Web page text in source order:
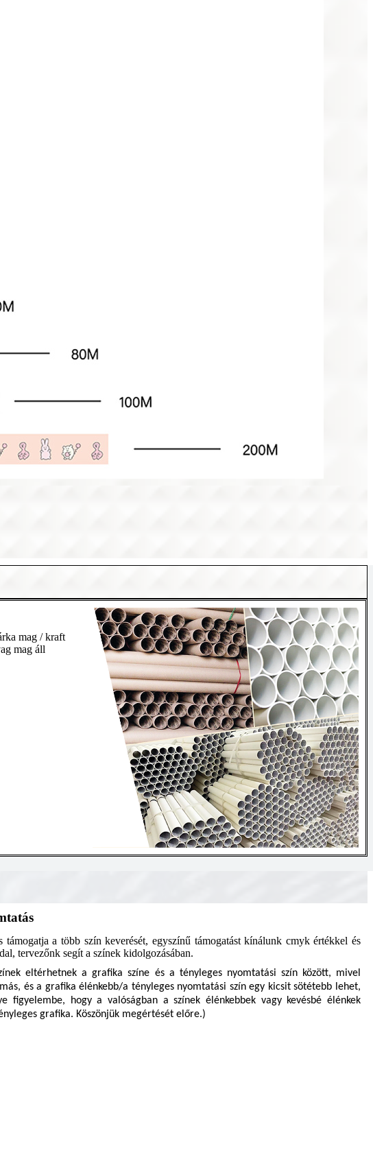
mag / kraft
mag áll
támogatja a több szín keverését, egyszínű támogatást kínálunk cmyk értékkel és
tervezőnk segít a színek kidolgozásában.
eltérhetnek a grafika színe és a tényleges nyomtatási szín között, mivel
és a grafika élénkebb/a tényleges nyomtatási szín egy kicsit sötétebb lehet,
figyelembe, hogy a valóságban a színek élénkebbek vagy kevésbé élénkek
grafika. Köszönjük megértését előre.)